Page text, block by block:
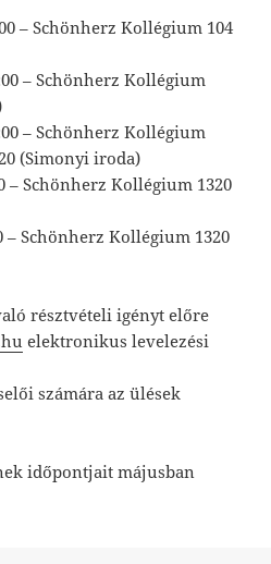
– Schönherz Kollégium 104
– Schönherz Kollégium
– Schönherz Kollégium
(Simonyi iroda)
– Schönherz Kollégium 1320
– Schönherz Kollégium 1320
résztvételi igényt előre
elektronikus levelezési
számára az ülések
időpontjait májusban